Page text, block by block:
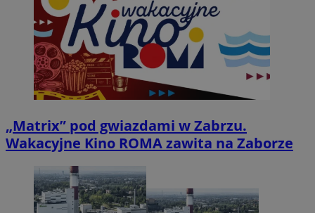
„Matrix” pod gwiazdami w Zabrzu.
Wakacyjne Kino ROMA zawita na Zaborze